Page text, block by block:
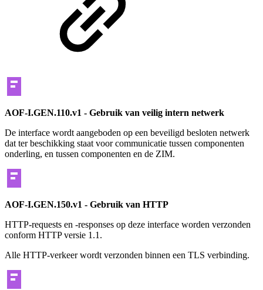
AOF-I.GEN.110.v1 - Gebruik van veilig intern netwerk
De interface wordt aangeboden op een beveiligd besloten netwerk
dat ter beschikking staat voor communicatie tussen componenten
onderling, en tussen componenten en de ZIM.
AOF-I.GEN.150.v1 - Gebruik van HTTP
HTTP-requests en -responses op deze interface worden verzonden
conform HTTP versie 1.1.
Alle HTTP-verkeer wordt verzonden binnen een TLS verbinding.